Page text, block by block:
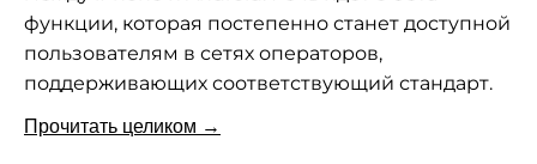
функции, которая постепенно станет доступной
пользователям в сетях операторов,
поддерживающих соответствующий стандарт.
Прочитать целиком →